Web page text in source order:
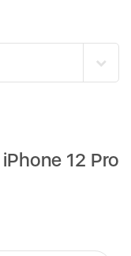
12 Pro